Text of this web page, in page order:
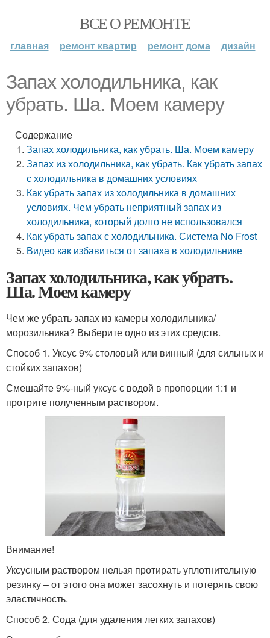
ВСЕ О РЕМОНТЕ
главная ремонт квартир ремонт дома дизайн
Запах холодильника, как
убрать. Ша. Моем камеру
Содержание
Запах холодильника, как убрать. Ша. Моем камеру
Запах из холодильника, как убрать. Как убрать запах
с холодильника в домашних условиях
Как убрать запах из холодильника в домашних
условиях. Чем убрать неприятный запах из
холодильника, который долго не использовался
Как убрать запах с холодильника. Система No Frost
Видео как избавиться от запаха в холодильнике
Запах холодильника, как убрать.
Ша. Моем камеру
Чем же убрать запах из камеры холодильника/
морозильника? Выберите одно из этих средств.
Способ 1. Уксус 9% столовый или винный (для сильных и
стойких запахов)
Смешайте 9%-ный уксус с водой в пропорции 1:1 и
протрите полученным раствором.
Внимание!
Уксусным раствором нельзя протирать уплотнительную
резинку – от этого она может засохнуть и потерять свою
эластичность.
Способ 2. Сода (для удаления легких запахов)